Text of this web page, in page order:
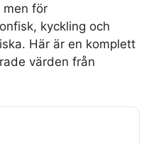
men för
kyckling och
Här är en komplett
värden från